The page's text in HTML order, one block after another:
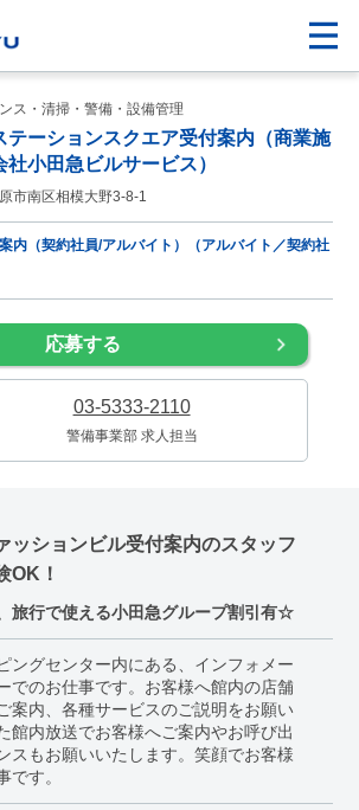
ス・清掃・警備・設備管理
テーションスクエア受付案内（商業施
社小田急ビルサービス）
市南区相模大野3-8-1
内（契約社員/アルバイト）（アルバイト／契約社
応募する
03-5333-2110
警備事業部 求人担当
ッションビル受付案内のスタッフ
OK！
旅行で使える小田急グループ割引有☆
ングセンター内にある、インフォメー
でのお仕事です。お客様へ館内の店舗
案内、各種サービスのご説明をお願い
館内放送でお客様へご案内やお呼び出
スもお願いいたします。笑顔でお客様
です。